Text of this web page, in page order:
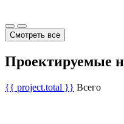
Смотреть все
Проектируемые
{{ project.total }} Всего